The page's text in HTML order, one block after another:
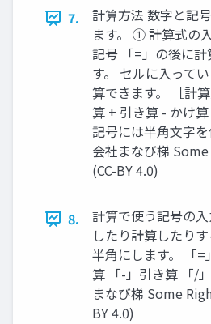
7.
計算方法 数字と記
ます。 ① 計算式の
記号 「=」の後に
す。 セルに入って
算できます。 ［計
算 + 引き算 - かけ
記号には半角文字
会社まなび梯
(CC-BY 4.0)
8.
計算で使う記号の
したり計算したり
半角にします。 「=
算 「-」引き算 「/
まなび梯 Some
BY 4.0)